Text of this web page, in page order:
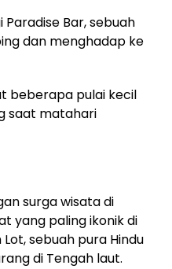
Bar, sebuah
dan menghadap ke
beberapa pulai kecil
saat matahari
surga wisata di
yang paling ikonik di
sebuah pura Hindu
di Tengah laut.